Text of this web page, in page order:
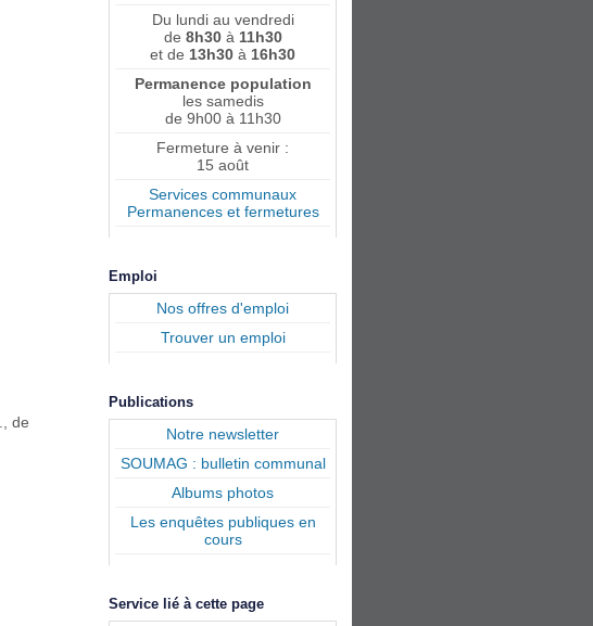
., de
Du lundi au vendredi
de 8h30à 11h30
et de 13h30 à 16h30
Permanence population
les samedis
de 9h00 à 11h30
Fermeture à venir :
15 août
Services communaux
Permanences et fermetures
Emploi
Nos offres d'emploi
Trouver un emploi
Publications
Notre newsletter
SOUMAG : bulletin communal
Albums photos
Les enquêtes publiques en
cours
Service lié à cette page